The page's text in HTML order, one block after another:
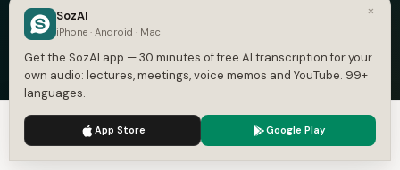
About
Case Studies
Alternatives
We use cookies to enhance your experience.
×
SozAI
iPhone · Android · Mac
Get the SozAI app — 30 minutes of free AI transcription for your
own audio: lectures, meetings, voice memos and YouTube. 99+
languages.
App Store Google Play